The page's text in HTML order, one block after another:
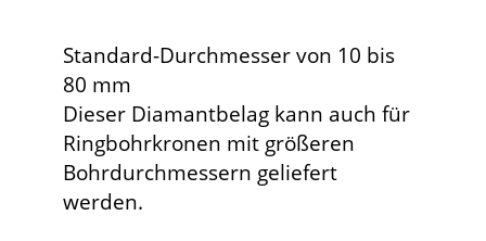
Standard-Durchmesser von 10 bis
80 mm
Dieser Diamantbelag kann auch für
Ringbohrkronen mit größeren
Bohrdurchmessern geliefert
werden.